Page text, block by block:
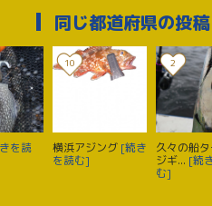
同じ都道府県の投稿
を読
10
横浜アジング [続き
を読む]
2
久々の船
ジギ... [続
む]